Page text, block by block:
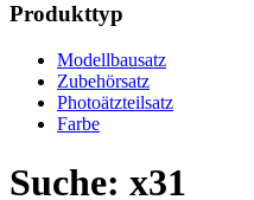
Produkttyp
Modellbausatz
Zubehörsatz
Photoätzteilsatz
Farbe
Suche: x31